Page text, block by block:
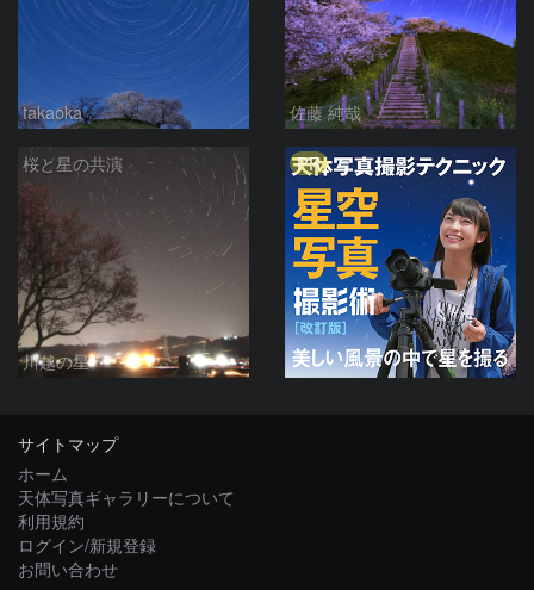
takaoka 佐藤 純哉
桜と星の共演
川越の星
PR
サイトマップ
ホーム
天体写真ギャラリーについて
利用規約
ログイン/新規登録
お問い合わせ